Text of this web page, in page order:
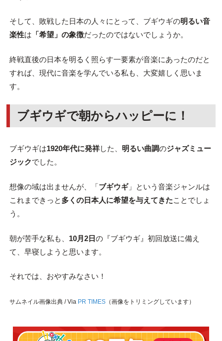
そして、敗戦した日本の人々にとって、ブギウギの明るい音
楽性は 「希望」の象徴だったのではないでしょうか。
終戦直後の日本を明るく照らす一要素が音楽にあったのだと
すれば、現代に音楽を学んでいる私も、大変嬉しく思いま
す。
ブギウギで朝からハッピーに！
ブギウギは1920年代に発祥した、 明るい曲調のジャズミュー
ジックでした。
想像の域は出ませんが、「ブギウギ」という音楽ジャンルは
これまできっと 多くの日本人に希望を与えてきたことでしょ
う。
朝が苦手な私も、 10月2日の『ブギウギ』初回放送に備え
て、早寝しようと思います。
それでは、おやすみなさい！
サムネイル画像出典 / Via PR TIMES（画像をトリミングしています）